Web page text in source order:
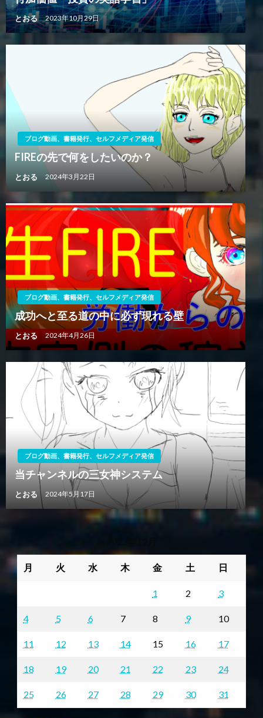
とおる 2023年10月29日
ブログ動画、書籍発行、セルフメディア発信
FIREの先で何をしたいのか？
とおる 2024年3月22日
ブログ動画、書籍発行、セルフメディア発信
成功へと至る道の中に必ず現れる壁
とおる 2024年4月26日
ブログ動画、書籍発行、セルフメディア発信
当チャンネルの三女神システム
とおる 2024年5月17日
月 火 水 木 金 土 日
1 2 3
4 5 6 7 8 9 10
11 12 13 14 15 16 17
18 19 20 21 22 23 24
25 26 27 28 29 30 31